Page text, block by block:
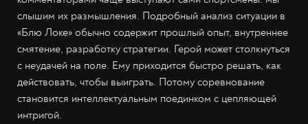
слышим их размышления. Подробный анализ ситуации в
«Блю Локе» обычно содержит прошлый опыт, внутреннее
смятение, разработку стратегии. Герой может столкнуться
с неудачей на поле. Ему приходится быстро решать, как
действовать, чтобы выиграть. Потому соревнование
становится интеллектуальным поединком с цепляющей
интригой.